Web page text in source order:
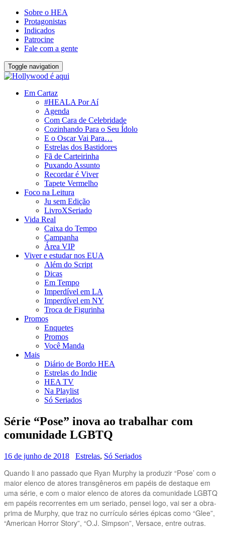
Sobre o HEA
Protagonistas
Indicados
Patrocine
Fale com a gente
Toggle navigation
Em Cartaz
#HEALA Por Aí
Agenda
Com Cara de Celebridade
Cozinhando Para o Seu Ídolo
E o Oscar Vai Para…
Estrelas dos Bastidores
Fã de Carteirinha
Puxando Assunto
Recordar é Viver
Tapete Vermelho
Foco na Leitura
Ju sem Edição
LivroXSeriado
Vida Real
Caixa do Tempo
Campanha
Área VIP
Viver e estudar nos EUA
Além do Script
Dicas
Em Tempo
Imperdível em LA
Imperdível em NY
Troca de Figurinha
Promos
Enquetes
Promos
Você Manda
Mais
Diário de Bordo HEA
Estrelas do Indie
HEA TV
Na Playlist
Só Seriados
Série “Pose” inova ao trabalhar com
comunidade LGBTQ
16 de junho de 2018 Estrelas, Só Seriados
Quando li ano passado que Ryan Murphy ia produzir “Pose’ com o
maior elenco de atores transgêneros em papéis de destaque em
uma série, e com o maior elenco de atores da comunidade LGBTQ
em papéis recorrentes em um seriado, pensei logo, vai ser a obra-
prima de Murphy, que traz no currículo séries épicas como “Glee”,
“American Horror Story”, “O.J. Simpson”, Versace, entre outras.